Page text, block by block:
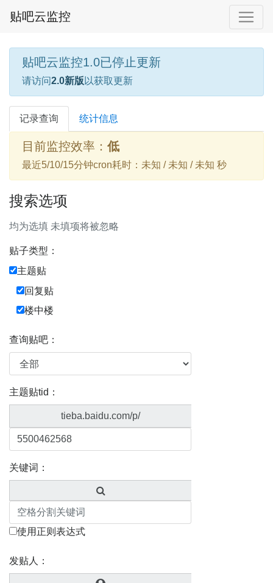
贴吧云监控
贴吧云监控1.0已停止更新
请访问2.0新版 以获取更新
记录查询 统计信息
目前监控效率： 低
最近5/10/15分钟cron耗时：未知 / 未知 / 未知 秒
搜索选项
均为选填 未填项将被忽略
贴子类型：
主题贴
回复贴
楼中楼
查询贴吧：
主题贴tid：
tieba.baidu.com/p/
关键词：
使用正则表达式
发贴人：